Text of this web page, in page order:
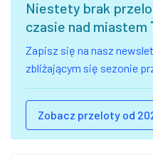
Niestety brak
czasie nad miastem
Zapisz się na nasz
zbliżającym się sezonie
Zobacz przeloty od